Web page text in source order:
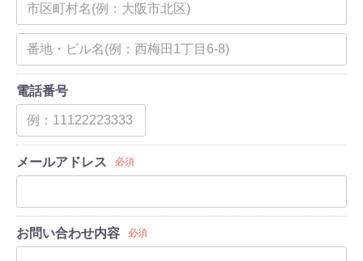
電話番号
メールアドレス 必須
お問い合わせ内容 必須